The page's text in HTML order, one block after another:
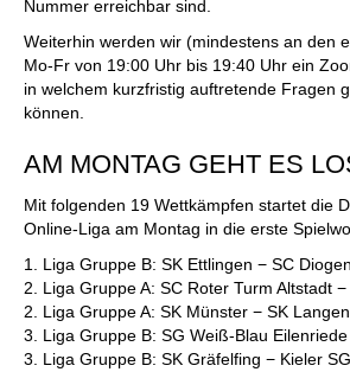
Nummer erreichbar sind.
Weiterhin werden wir (mindestens an den
Mo-Fr von 19:00 Uhr bis 19:40 Uhr ein
in welchem kurzfristig auftretende Fragen
können.
AM MONTAG GEHT ES
Mit folgenden 19 Wettkämpfen startet die
Online-Liga am Montag in die erste
1. Liga Gruppe B: SK Ettlingen − SC
2. Liga Gruppe A: SC Roter Turm Altstadt
2. Liga Gruppe A: SK Münster − SK
3. Liga Gruppe B: SG Weiß-Blau
3. Liga Gruppe B: SK Gräfelfing − Kieler SG